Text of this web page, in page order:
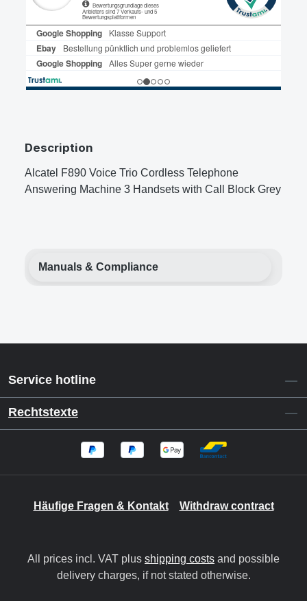
Description
Alcatel F890 Voice Trio Cordless Telephone
Answering Machine 3 Handsets with Call Block Grey
Manuals & Compliance
Service hotline
Rechtstexte
Häufige Fragen & Kontakt Withdraw contract
All prices incl. VAT plus shipping costs and possible
delivery charges, if not stated otherwise.